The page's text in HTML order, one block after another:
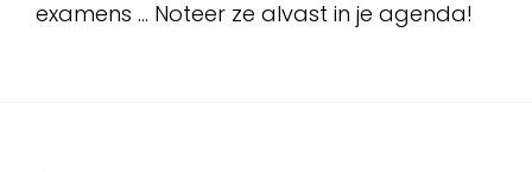
examens … Noteer ze alvast in je agenda!